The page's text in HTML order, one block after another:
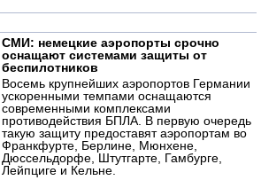
СМИ: немецкие аэропорты срочно
оснащают системами защиты от
беспилотников
Восемь крупнейших аэропортов Германии
ускоренными темпами оснащаются
современными комплексами
противодействия БПЛА. В первую очередь
такую защиту предоставят аэропортам во
Франкфурте, Берлине, Мюнхене,
Дюссельдорфе, Штутгарте, Гамбурге,
Лейпциге и Кельне.